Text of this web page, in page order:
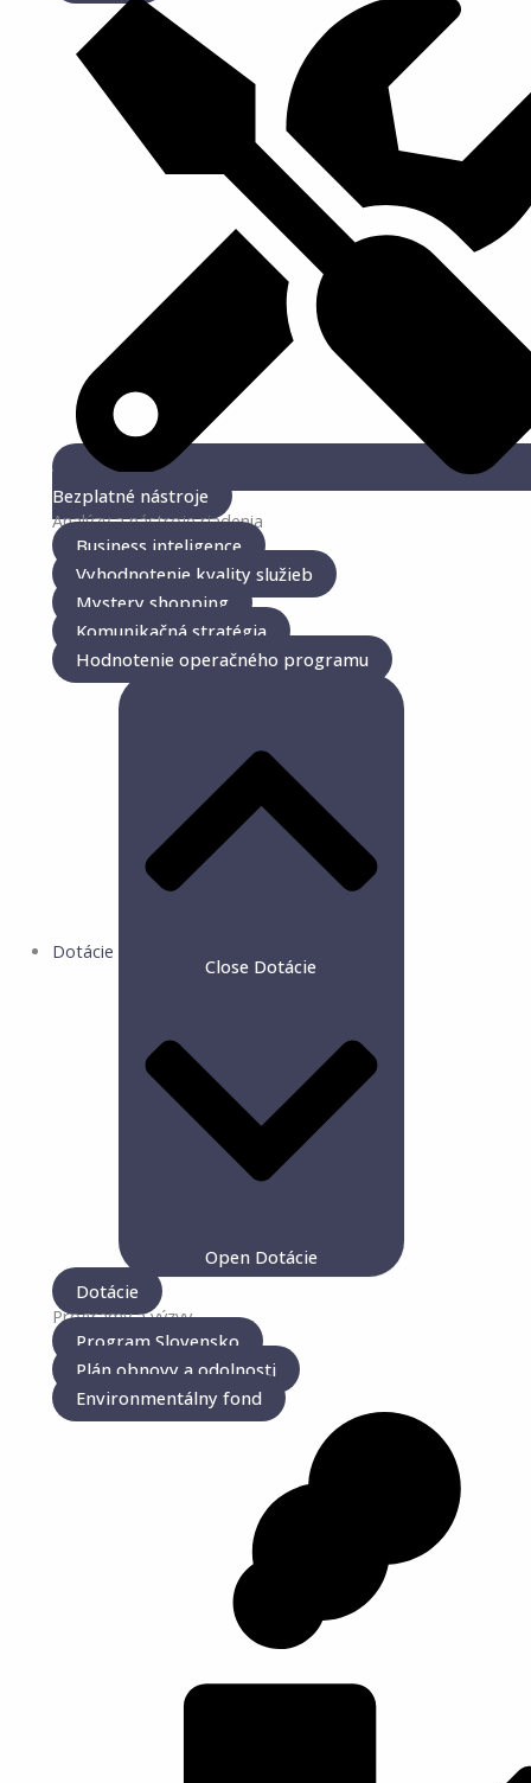
Bezplatné nástroje
Analýzy a nástroje riadenia
Business inteligence
Vyhodnotenie kvality služieb
Mystery shopping
Komunikačná stratégia
Hodnotenie operačného programu
Dotácie
Close Dotácie
Open Dotácie
Dotácie
Programy a výzvy
Program Slovensko
Plán obnovy a odolnosti
Environmentálny fond